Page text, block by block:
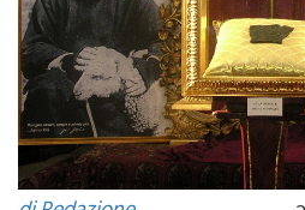
di Redazione